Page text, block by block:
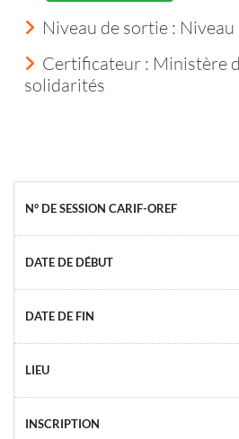
Niveau de sortie : Niveau
Certificateur : Ministère
solidarités